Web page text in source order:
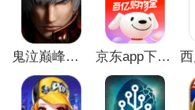
鬼泣巅峰之战最新破解版 京东app下载安装